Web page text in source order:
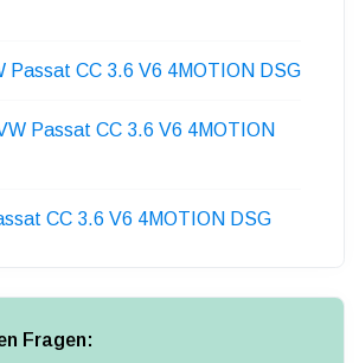
Passat CC 3.6 V6 4MOTION DSG
Passat CC 3.6 V6 4MOTION
CC 3.6 V6 4MOTION DSG
Fragen: